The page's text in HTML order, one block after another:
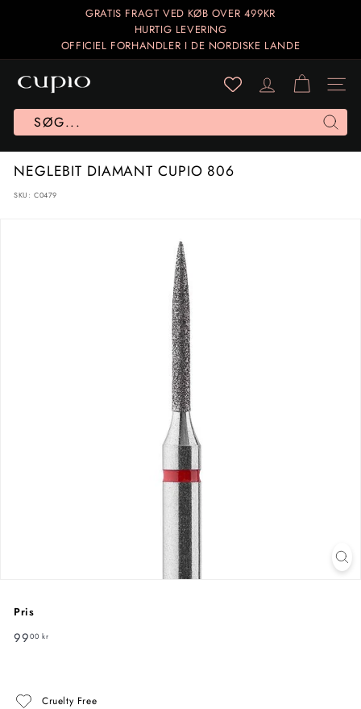
Sæt
diasshow
på
GRATIS FRAGT VED KØB OVER 499KR
HURTIG LEVERING
OFFICIEL FORHANDLER I DE NORDISKE LANDE
C
P
I
O
N
O
Site
Søg
NEGLEBIT DIAMANT CUPIO 806
SKU: C0479
Pris
Normal
9900 kr
Cruelty Free